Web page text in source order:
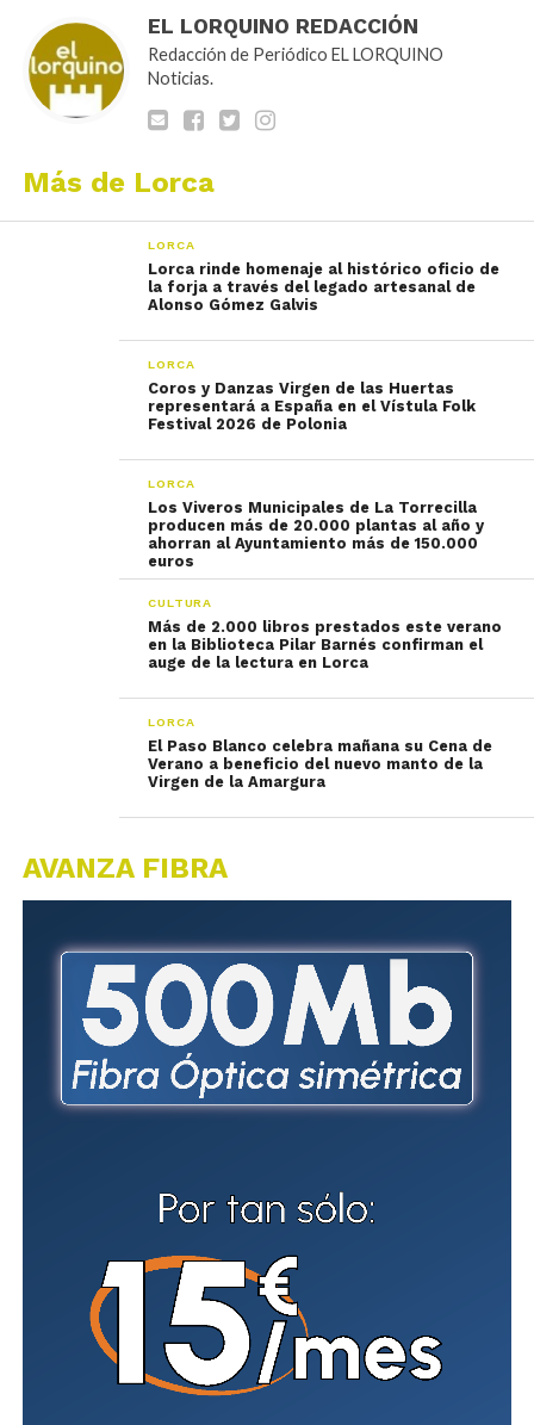
EL LORQUINO REDACCIÓN
Redacción de Periódico EL LORQUINO
Noticias.
Más de Lorca
LORCA
Lorca rinde homenaje al histórico oficio de
la forja a través del legado artesanal de
Alonso Gómez Galvis
LORCA
Coros y Danzas Virgen de las Huertas
representará a España en el Vístula Folk
Festival 2026 de Polonia
LORCA
Los Viveros Municipales de La Torrecilla
producen más de 20.000 plantas al año y
ahorran al Ayuntamiento más de 150.000
euros
CULTURA
Más de 2.000 libros prestados este verano
en la Biblioteca Pilar Barnés confirman el
auge de la lectura en Lorca
LORCA
El Paso Blanco celebra mañana su Cena de
Verano a beneficio del nuevo manto de la
Virgen de la Amargura
AVANZA FIBRA